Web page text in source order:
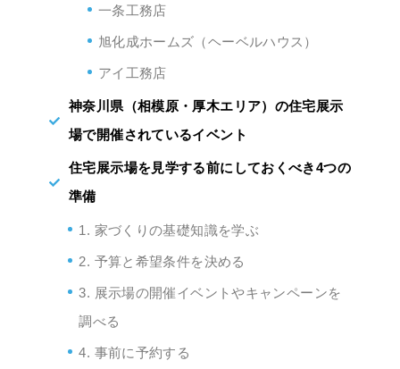
一条工務店
旭化成ホームズ（ヘーベルハウス）
アイ工務店
神奈川県（相模原・厚木エリア）の住宅展示
場で開催されているイベント
住宅展示場を見学する前にしておくべき4つの
準備
1. 家づくりの基礎知識を学ぶ
2. 予算と希望条件を決める
3. 展示場の開催イベントやキャンペーンを
調べる
4. 事前に予約する